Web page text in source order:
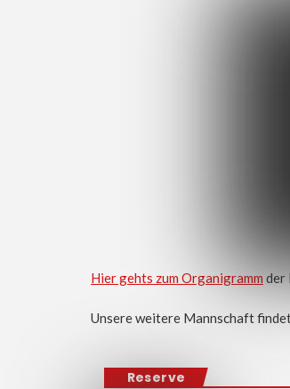
Hier gehts zum Organigramm der
Unsere weitere Mannschaft
Reserve